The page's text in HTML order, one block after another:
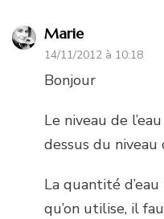
Marie
14/11/2012 à 10:18
Bonjour
Le niveau de
dessus du niveau
La quantité
qu’on utilise, il